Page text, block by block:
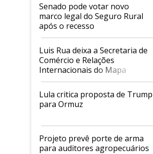
Senado pode votar novo
marco legal do Seguro Rural
após o recesso
Luis Rua deixa a Secretaria de
Comércio e Relações
Internacionais do Mapa
Lula critica proposta de Trump
para Ormuz
Projeto prevê porte de arma
para auditores agropecuários